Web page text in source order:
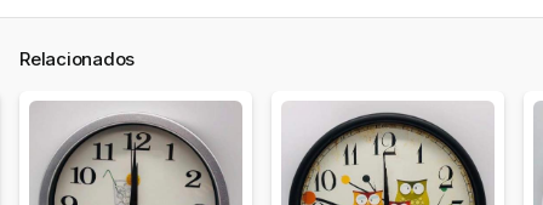
Relacionados